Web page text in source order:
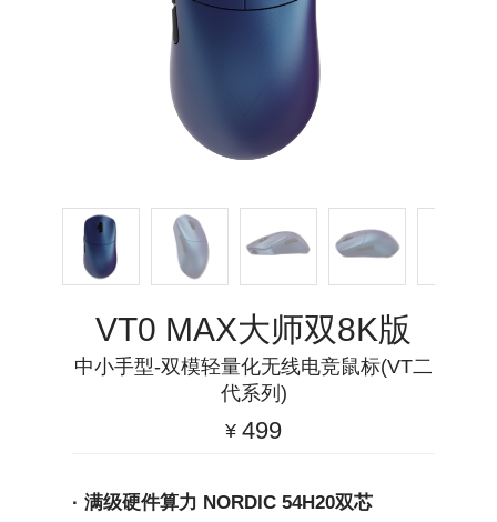
VT0 MAX大师双8K版
中小手型-双模轻量化无线电竞鼠标(VT二
代系列)
¥ 499
· 满级硬件算力 NORDIC 54H20双芯